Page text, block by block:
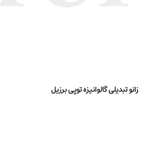
زانو تبدیلی گالوانیزه توپی برزیل